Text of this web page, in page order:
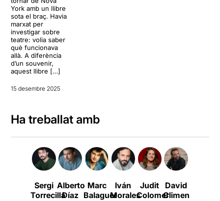
York amb un llibre
sota el braç. Havia
marxat per
investigar sobre
teatre: volia saber
què funcionava
allà. A diferència
d’un souvenir,
aquest llibre […]
15 desembre 2025
Ha treballat amb
Sergi
Torrecilla
Alberto
Díaz
Marc
Balaguer
Iván
Morales
Judit
Colomer
David
Climent